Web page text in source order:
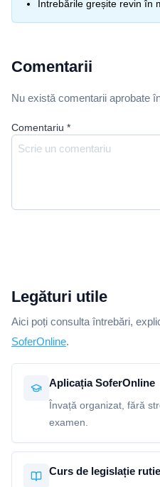
Întrebările greșite revin în
Comentarii
Nu există comentarii aprobate
Comentariu *
Legături utile
Aici poți consulta întrebări,
SoferOnline.
Aplicația SoferOnline
Învață organizat, fără
examen.
Curs de legislație